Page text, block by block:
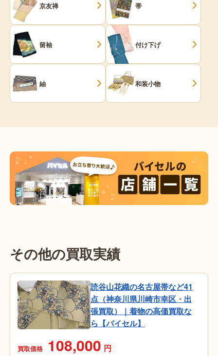
京友禅 帯
留袖 付け下げ
紬 和装小物
その他の買取実績
読谷山花織の名古屋帯など41
点（神奈川県川崎市幸区・出
張買取）｜着物の高価買取な
ら【バイセル】
買取価格 108,000 円